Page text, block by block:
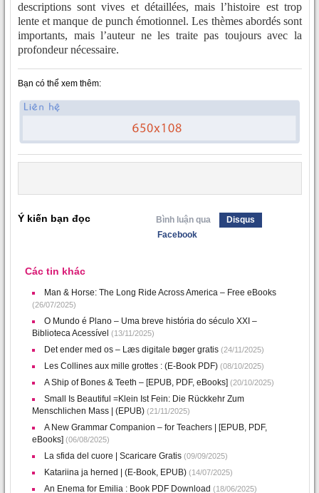
descriptions sont vives et détaillées, mais l’histoire est trop
lente et manque de punch émotionnel. Les thèmes abordés sont
importants, mais l’auteur ne les traite pas toujours avec la
profondeur nécessaire.
Bạn có thể xem thêm:
Ý kiến bạn đọc Bình luận qua
Disqus
Facebook
Các tin khác
Man & Horse: The Long Ride Across America – Free eBooks
(26/07/2025)
O Mundo é Plano – Uma breve história do século XXI –
Biblioteca Acessível (13/11/2025)
Det ender med os – Læs digitale bøger gratis (24/11/2025)
Les Collines aux mille grottes : (E-Book PDF) (08/10/2025)
A Ship of Bones & Teeth – [EPUB, PDF, eBooks] (20/10/2025)
Small Is Beautiful =Klein Ist Fein: Die Rückkehr Zum
Menschlichen Mass | (EPUB) (21/11/2025)
A New Grammar Companion – for Teachers | [EPUB, PDF,
eBooks] (06/08/2025)
La sfida del cuore | Scaricare Gratis (09/09/2025)
Katariina ja herned | (E-Book, EPUB) (14/07/2025)
An Enema for Emilia : Book PDF Download (18/06/2025)